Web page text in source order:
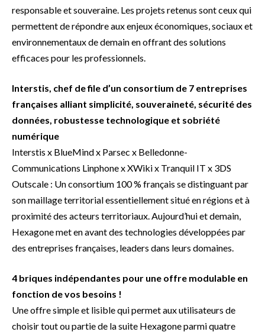
responsable et souveraine. Les projets retenus sont ceux qui
permettent de répondre aux enjeux économiques, sociaux et
environnementaux de demain en offrant des solutions
efficaces pour les professionnels.
Interstis, chef de file d’un consortium de 7 entreprises
françaises alliant simplicité, souveraineté, sécurité des
données, robustesse technologique et sobriété
numérique
Interstis x BlueMind x Parsec x Belledonne-
Communications Linphone x XWiki x Tranquil IT x 3DS
Outscale : Un consortium 100 % français se distinguant par
son maillage territorial essentiellement situé en régions et à
proximité des acteurs territoriaux. Aujourd’hui et demain,
Hexagone met en avant des technologies développées par
des entreprises françaises, leaders dans leurs domaines.
4 briques indépendantes pour une offre modulable en
fonction de vos besoins !
Une offre simple et lisible qui permet aux utilisateurs de
choisir tout ou partie de la suite Hexagone parmi quatre